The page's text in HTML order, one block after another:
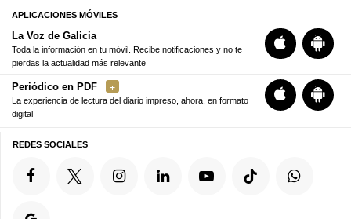
APLICACIONES MÓVILES
La Voz de Galicia
Toda la información en tu móvil. Recibe notificaciones y no te
pierdas la actualidad más relevante
Periódico en PDF
La experiencia de lectura del diario impreso, ahora, en formato
digital
REDES SOCIALES